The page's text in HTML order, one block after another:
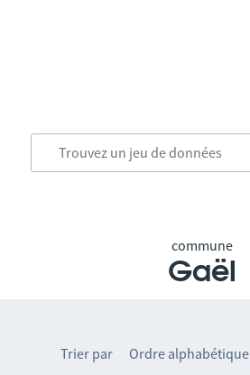
commune
Gaël
Trier par Ordre alphabétique